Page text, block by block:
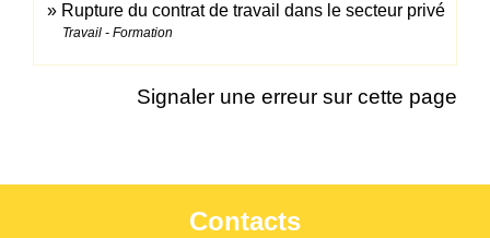
Rupture du contrat de travail dans le secteur privé
Travail - Formation
Signaler une erreur sur cette page
Contacts